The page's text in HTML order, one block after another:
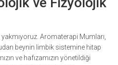
Aromaterapi Mumları
beynin limbik sistemine hitap
ve hafızamızın yönetildiği